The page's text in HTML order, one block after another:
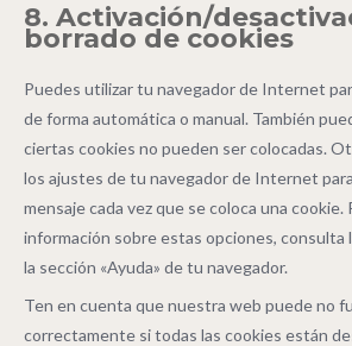
8. Activación/
borrado de cookies
Puedes utilizar tu navegador de Internet
de forma automática o manual. También
ciertas cookies no pueden ser colocadas.
los ajustes de tu navegador de Internet
mensaje cada vez que se coloca una cookie.
información sobre estas opciones, consulta
la sección «Ayuda» de tu navegador.
Ten en cuenta que nuestra web puede no
correctamente si todas las cookies están